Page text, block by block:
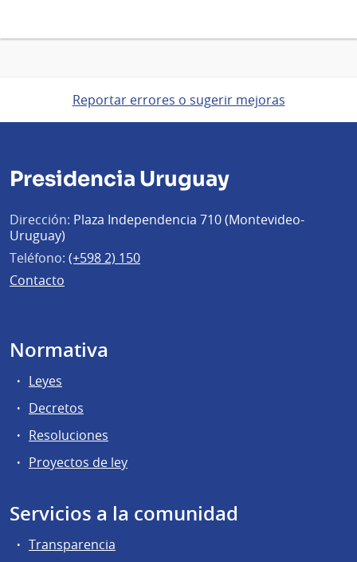
Reportar errores o sugerir mejoras
Presidencia Uruguay
Dirección: Plaza Independencia 710 (Montevideo-
Uruguay)
Teléfono: (+598 2) 150
Contacto
Normativa
Leyes
Decretos
Resoluciones
Proyectos de ley
Servicios a la comunidad
Transparencia